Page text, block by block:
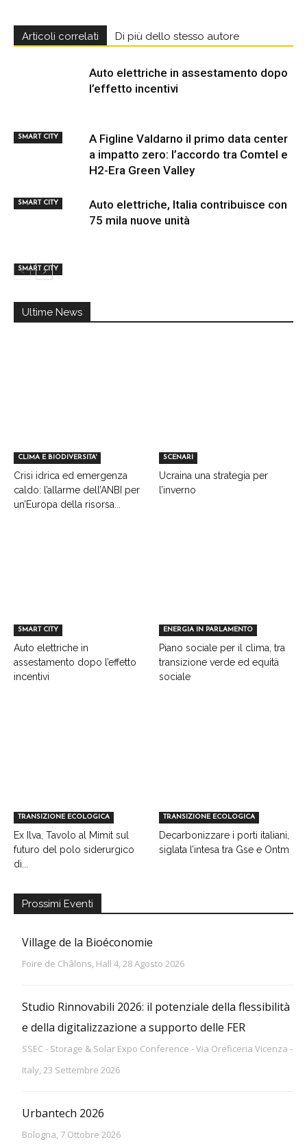
Articoli correlati Di più dello stesso autore
SMART CITY
Auto elettriche in assestamento dopo
l’effetto incentivi
SMART CITY
A Figline Valdarno il primo data center
a impatto zero: l’accordo tra Comtel e
H2-Era Green Valley
SMART CITY
Auto elettriche, Italia contribuisce con
75 mila nuove unità
Ultime News
CLIMA E BIODIVERSITA'
Crisi idrica ed emergenza
caldo: l’allarme dell’ANBI per
un’Europa della risorsa...
SCENARI
Ucraina una strategia per
l’inverno
SMART CITY
Auto elettriche in
assestamento dopo l’effetto
incentivi
ENERGIA IN PARLAMENTO
Piano sociale per il clima, tra
transizione verde ed equità
sociale
TRANSIZIONE ECOLOGICA
Ex Ilva, Tavolo al Mimit sul
futuro del polo siderurgico
di...
TRANSIZIONE ECOLOGICA
Decarbonizzare i porti italiani,
siglata l’intesa tra Gse e Ontm
Prossimi Eventi
Village de la Bioéconomie
Foire de Châlons, Hall 4, 28 Agosto 2026
Studio Rinnovabili 2026: il potenziale della flessibilità
e della digitalizzazione a supporto delle FER
SSEC - Storage & Solar Expo Conference - Via Oreficeria Vicenza -
Italy, 23 Settembre 2026
Urbantech 2026
Bologna, 7 Ottobre 2026